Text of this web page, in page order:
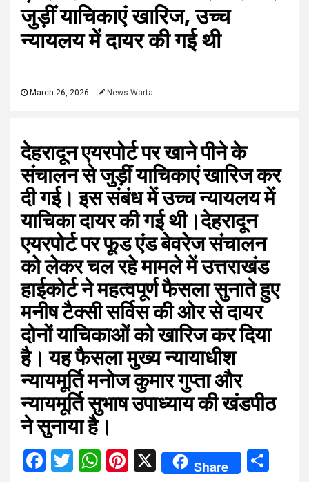
जुड़ीं याचिकाएं खारिज, उच्च
न्यायलय में दायर की गई थी
March 26, 2026 News Warta
देहरादून एयरपोर्ट पर खाने पीने के
संचालन से जुड़ीं याचिकाएं खारिज कर
दी गई। इस संबंध में उच्च न्यायलय में
याचिका दायर की गई थी।देहरादून
एयरपोर्ट पर फूड एंड बेवरेज संचालन
को लेकर चल रहे मामले में उत्तराखंड
हाईकोर्ट ने महत्वपूर्ण फैसला सुनाते हुए
मनीष टैक्सी सर्विस की ओर से दायर
दोनों याचिकाओं को खारिज कर दिया
है। यह फैसला मुख्य न्यायाधीश
न्यायमूर्ति मनोज कुमार गुप्ता और
न्यायमूर्ति सुभाष उपाध्याय की खंडपीठ
ने सुनाया है।
Facebook
Twitter
WhatsApp
Pinterest
X Share